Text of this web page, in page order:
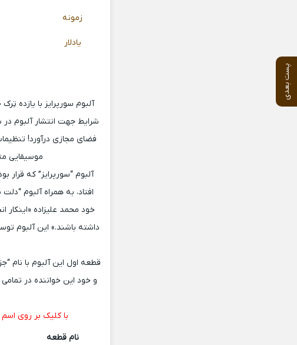
پست بعدی
زمونه
یادلار
آلبوم سورپرایز با یازده
شرایط جهت انتشار آلبوم در
فضای مجازی درآورد!
موسیقایی
خود محمد علیزاده «اینکار
داشته باشند.» این آلبوم
قطعه اول این آلبوم با نام
و خود این خواننده در
با کلیک بر روی اسم
نام قطعه